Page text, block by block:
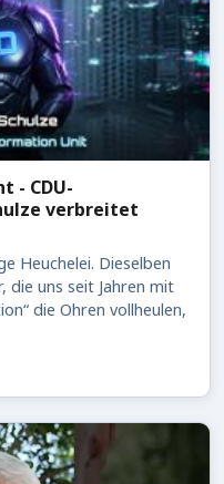
- CDU-
verbreitet
Heuchelei. Dieselben
die uns seit Jahren mit
die Ohren vollheulen,